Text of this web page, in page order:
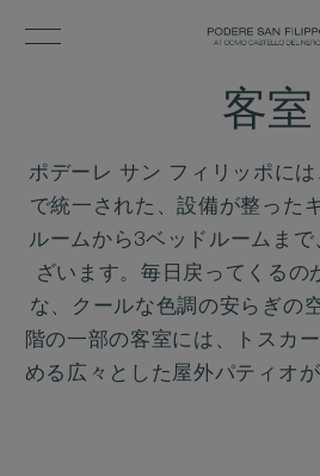
客室
ポデーレ サン フィリッポに
で統一された、設備が整った
ルームから3ベッドルームま
ざいます。毎日戻ってくるの
な、クールな色調の安らぎの
階の一部の客室には、トスカ
める広々とした屋外パティオ